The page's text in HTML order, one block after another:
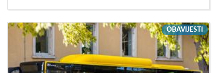
OBAVIJESTI